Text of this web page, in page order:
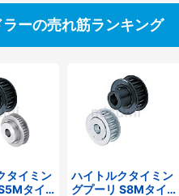
ーの売れ筋ランキング
タイミン
タイ
ハイトルクタイミン
グプーリ S8Mタイ